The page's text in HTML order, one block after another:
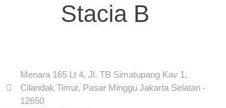
Stacia B
Menara 165 Lt 4, Jl. TB Simatupang Kav 1,
Cilandak Timur, Pasar Minggu Jakarta Selatan -
12650